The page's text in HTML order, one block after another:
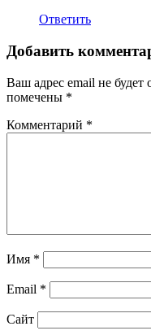
Ответить
Добавить
Ваш адрес email не будет
помечены *
Комментарий *
Имя *
Email *
Сайт